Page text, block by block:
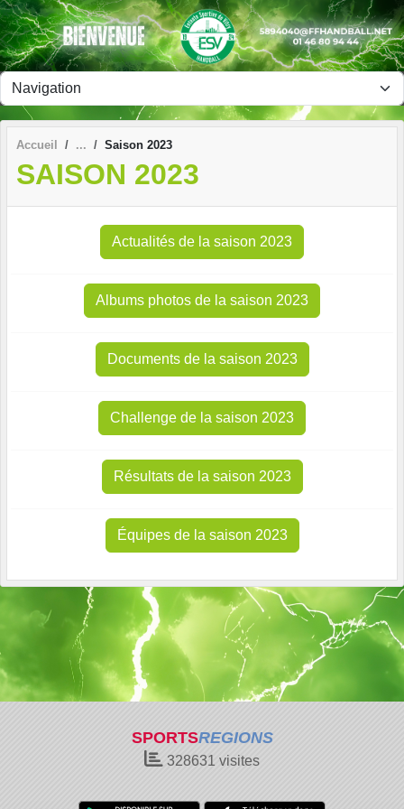
Accueil Saison 2023
SAISON 2023
Actualités de la saison 2023
Albums photos de la saison 2023
Documents de la saison 2023
Challenge de la saison 2023
Résultats de la saison 2023
Équipes de la saison 2023
SPORTSREGIONS
328631 visites
Panneau de gestion des cookies